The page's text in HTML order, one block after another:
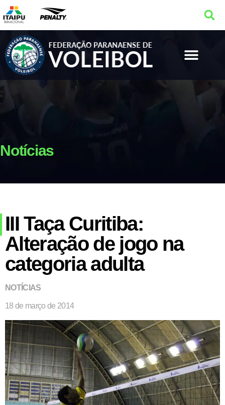
Notícias
III Taça Curitiba:
Alteração de jogo na
categoria adulta
NOTÍCIAS
18 de março de 2014